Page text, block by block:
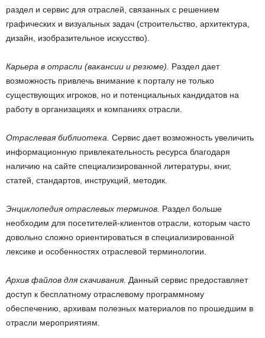
раздел и сервис для отраслей, связанных с решением
графических и визуальных задач (строительство, архитектура,
дизайн, изобразительное искусство).
Карьера в отрасли (вакансии и резюме).
Раздел дает
возможность привлечь внимание к порталу не только
существующих игроков, но и потенциальных кандидатов на
работу в организациях и компаниях отрасли.
Отраслевая библиотека. Сервис дает возможность увеличить
информационную привлекательность ресурса благодаря
наличию на сайте специализированной литературы, книг,
статей, стандартов, инструкций, методик.
Энциклопедия отраслевых терминов. Раздел больше
необходим для посетителей-клиентов отрасли, которым часто
довольно сложно ориентироваться в специализированной
лексике и особенностях отраслевой терминологии.
Архив файлов для скачивания. Данный сервис предоставляет
доступ к бесплатному отраслевому программному
обеспечению, архивам полезных материалов по прошедшим в
отрасли мероприятиям.